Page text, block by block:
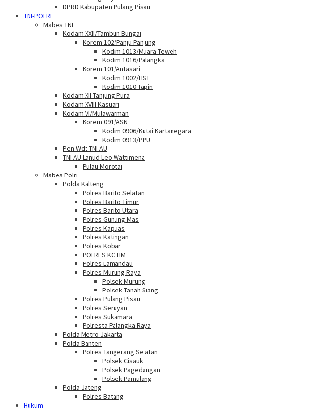
DPRD Kabupaten Pulang Pisau
TNI-POLRI
Mabes TNI
Kodam XXII/Tambun Bungai
Korem 102/Panju Panjung
Kodim 1013/Muara Teweh
Kodim 1016/Palangka
Korem 101/Antasari
Kodim 1002/HST
Kodim 1010 Tapin
Kodam XII Tanjung Pura
Kodam XVIII Kasuari
Kodam VI/Mulawarman
Korem 091/ASN
Kodim 0906/Kutai Kartanegara
Kodim 0913/PPU
Pen Wdt TNI AU
TNI AU Lanud Leo Wattimena
Pulau Morotai
Mabes Polri
Polda Kalteng
Polres Barito Selatan
Polres Barito Timur
Polres Barito Utara
Polres Gunung Mas
Polres Kapuas
Polres Katingan
Polres Kobar
POLRES KOTIM
Polres Lamandau
Polres Murung Raya
Polsek Murung
Polsek Tanah Siang
Polres Pulang Pisau
Polres Seruyan
Polres Sukamara
Polresta Palangka Raya
Polda Metro Jakarta
Polda Banten
Polres Tangerang Selatan
Polsek Cisauk
Polsek Pagedangan
Polsek Pamulang
Polda Jateng
Polres Batang
Hukum